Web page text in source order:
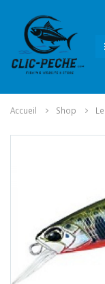
Accueil Shop